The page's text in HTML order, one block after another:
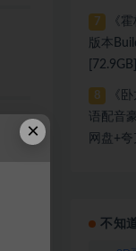
7
《
版本
8
《
语配音
网盘+夸
不知
×